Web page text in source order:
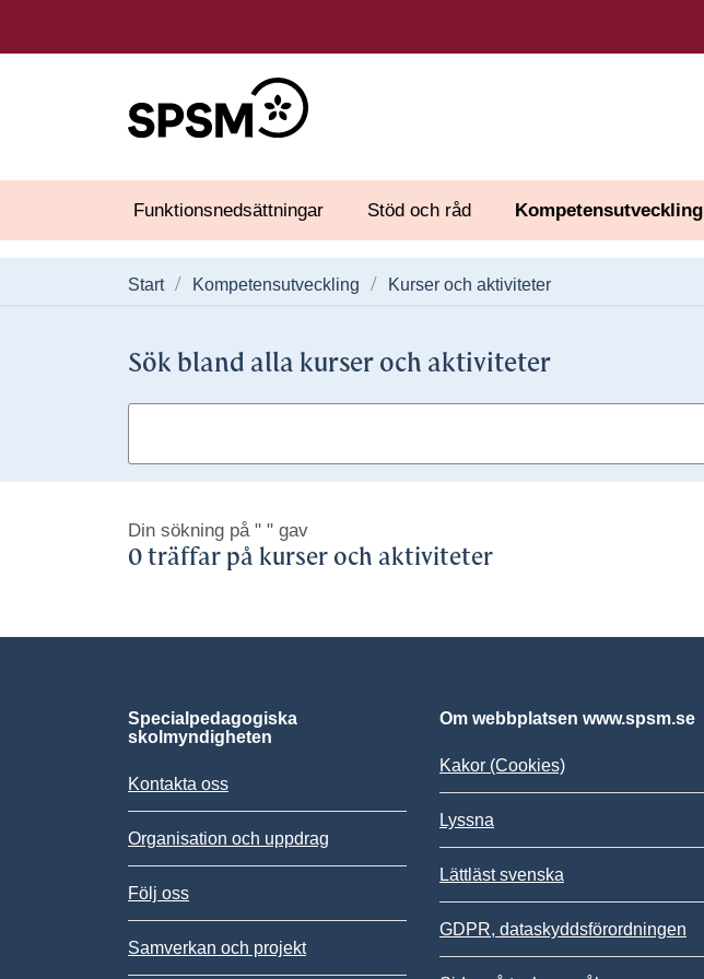
Funktionsnedsättningar Stöd och råd Kompetensutveckling
Start Kompetensutveckling Kurser och aktiviteter
Sök bland alla kurser och aktiviteter
Din sökning på " " gav
0 träffar på kurser och aktiviteter
Specialpedagogiska
skolmyndigheten
Kontakta oss
Organisation och uppdrag
Följ oss
Samverkan och projekt
Om webbplatsen www.spsm.se
Kakor (Cookies)
Lyssna
Lättläst svenska
GDPR, dataskyddsförordningen